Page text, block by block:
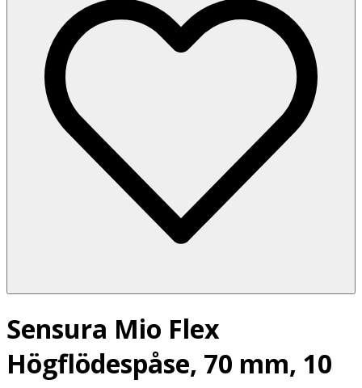
Sensura Mio Flex
Högflödespåse, 70 mm, 10